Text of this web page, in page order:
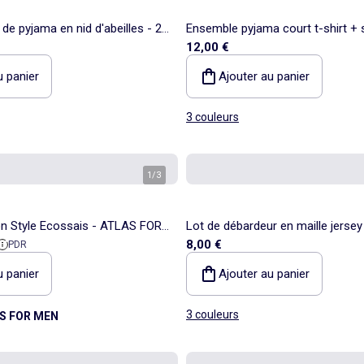
pyjama en nid d'abeilles - 2
panier
Ensemble pyjama court t-shirt +
pièces
12,00 €
Ajouter au panier
3 couleurs
1/3
- ATLAS FOR
PDR
panier
FOR MEN
Lot de débardeur en maille
8,00 €
Ajouter au panier
3 couleurs